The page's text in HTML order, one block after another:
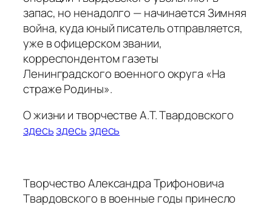
запас, но ненадолго — начинается Зимняя
война, куда юный писатель отправляется,
уже в офицерском звании,
корреспондентом газеты
Ленинградского военного округа «На
страже Родины».
О жизни и творчестве А.Т. Твардовского
здесьздесьздесь
Творчество Александра Трифоновича
Твардовского в военные годы принесло